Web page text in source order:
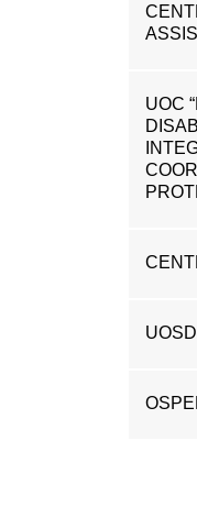
UOC